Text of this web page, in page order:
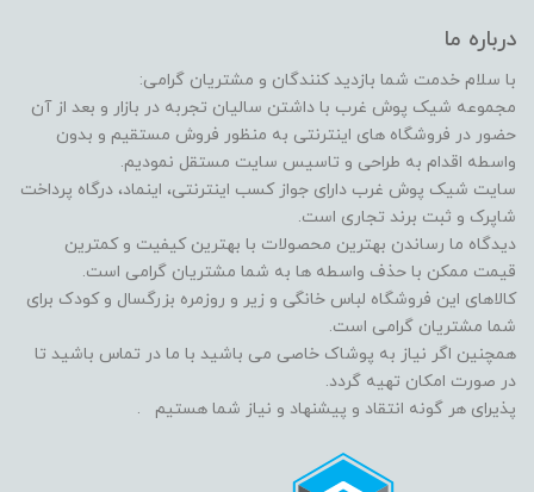
درباره ما
با سلام خدمت شما بازدید کنندگان و مشتریان گرامی:
مجموعه شیک پوش غرب با داشتن سالیان تجربه در بازار و بعد از آن
حضور در فروشگاه های اینترنتی به منظور فروش مستقیم و بدون
واسطه اقدام به طراحی و تاسیس سایت مستقل نمودیم.
سایت شیک پوش غرب دارای جواز کسب اینترنتی، اینماد، درگاه پرداخت
شاپرک و ثبت برند تجاری است.
دیدگاه ما رساندن بهترین محصولات با بهترین کیفیت و کمترین
قیمت ممکن با حذف واسطه ها به شما مشتریان گرامی است.
کالاهای این فروشگاه لباس خانگی و زیر و روزمره بزرگسال و کودک برای
شما مشتریان گرامی است.
همچنین اگر نیاز به پوشاک خاصی می باشید با ما در تماس باشید تا
در صورت امکان تهیه گردد.
پذیرای هر گونه انتقاد و پیشنهاد و نیاز شما هستیم .